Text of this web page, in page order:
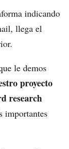
indicando
llega el
le demos
proyecto
research
importantes